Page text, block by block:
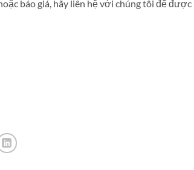
báo giá, hãy liên hệ với chúng tôi để được